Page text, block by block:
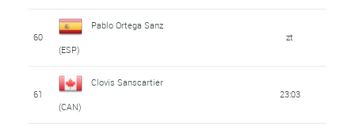
60
Pablo Ortega Sanz
(ESP)
zt
61
Clovis Sanscartier
(CAN)
23:03